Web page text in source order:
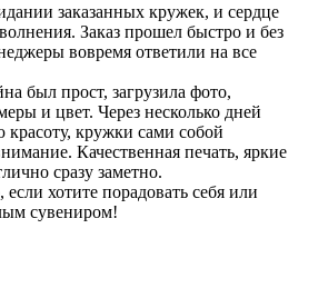
заказанных кружек, и сердце
Заказ прошел быстро и без
вовремя ответили на все
был прост, загрузила фото,
и цвет. Через несколько дней
красоту, кружки сами собой
Качественная печать, яркие
сразу заметно.
хотите порадовать себя или
сувениром!